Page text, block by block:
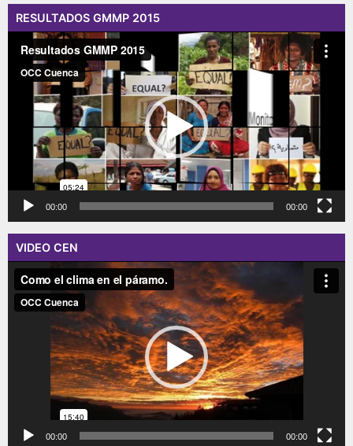
RESULTADOS GMMP 2015
Reproductor
00:00 00:00
VIDEO CEN
Reproductor
vídeo
00:00 00:00